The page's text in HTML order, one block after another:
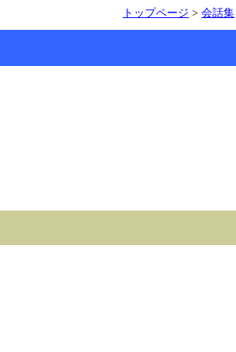
トップページ > 会話集